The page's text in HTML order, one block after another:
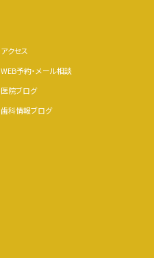
アクセス
WEB予約・メール相談
医院ブログ
歯科情報ブログ